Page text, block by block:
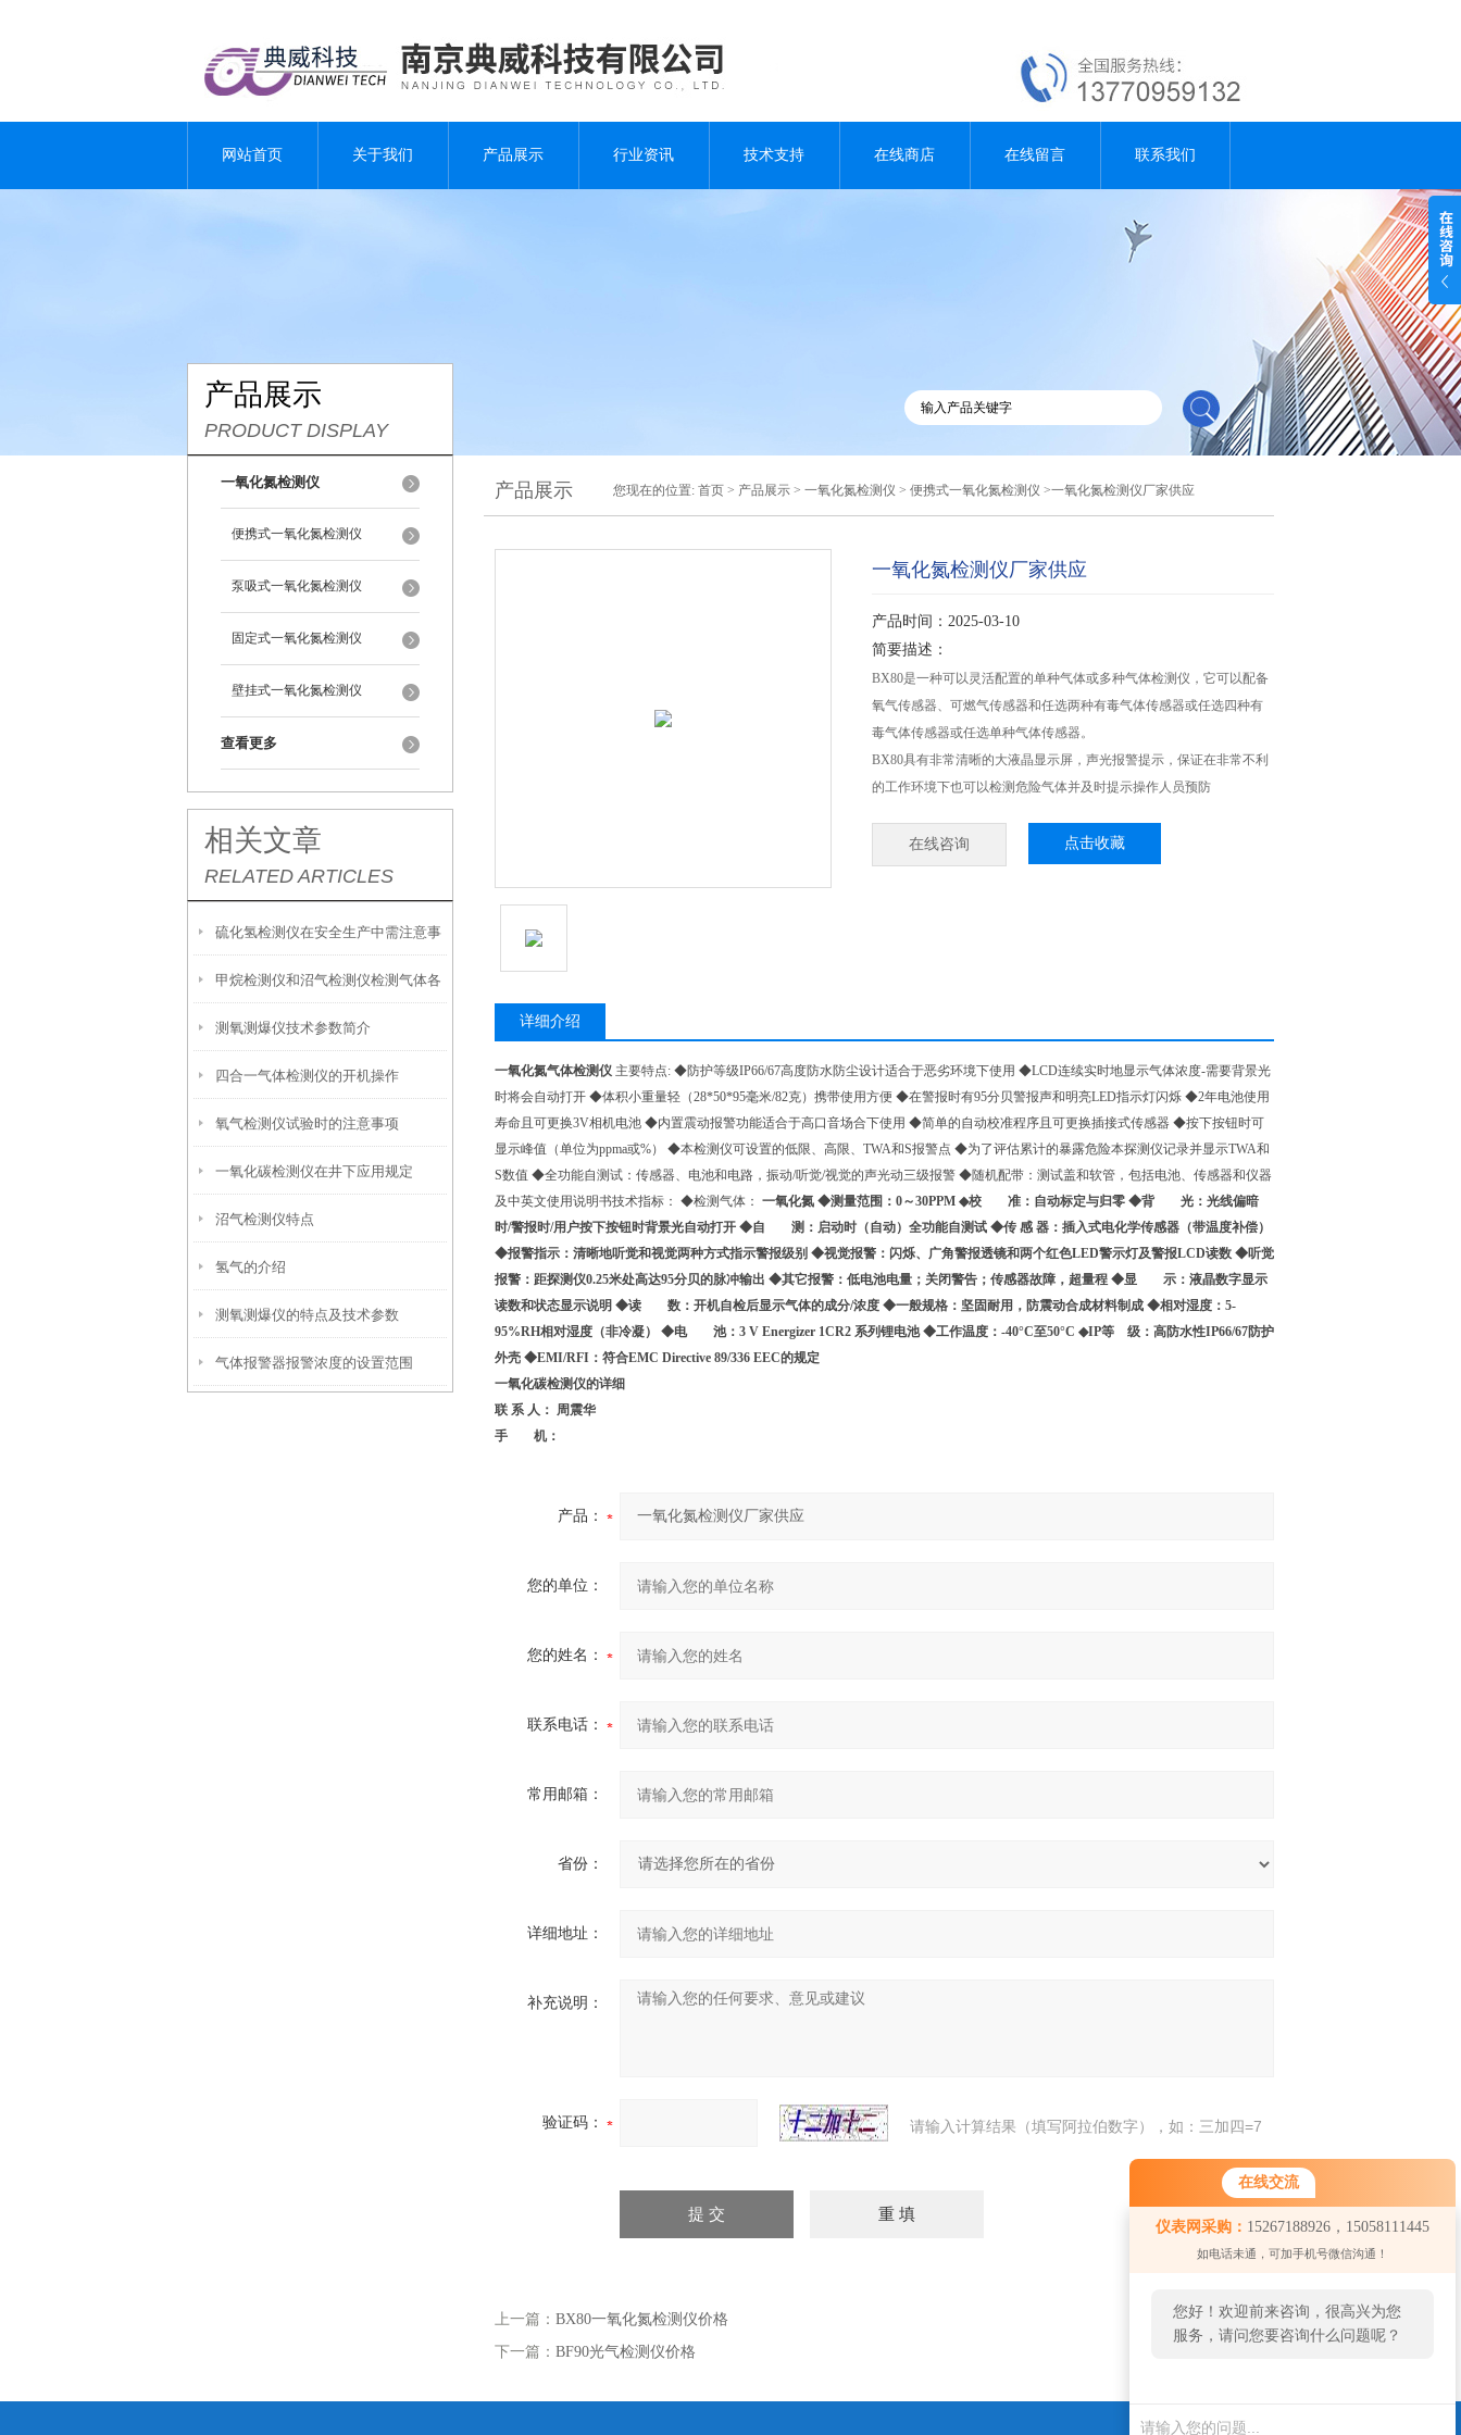
在线交流
仪表网采购： 15267188926，15058111445
如电话未通，可加手机号微信沟通！
您好！欢迎前来咨询，很高兴为您
服务，请问您要咨询什么问题呢？
网站首页 关于我们 产品展示 行业资讯 技术支持 在线商店 在线留言 联系我们
产品展示
PRODUCT DISPLAY
一氧化氮检测仪
便携式一氧化氮检测仪
泵吸式一氧化氮检测仪
固定式一氧化氮检测仪
壁挂式一氧化氮检测仪
查看更多
相关文章
RELATED ARTICLES
硫化氢检测仪在安全生产中需注意事
项
甲烷检测仪和沼气检测仪检测气体各
不相同
测氧测爆仪技术参数简介
四合一气体检测仪的开机操作
氧气检测仪试验时的注意事项
一氧化碳检测仪在井下应用规定
沼气检测仪特点
氢气的介绍
测氧测爆仪的特点及技术参数
气体报警器报警浓度的设置范围
产品展示 您现在的位置: 首页 > 产品展示 > 一氧化氮检测仪 > 便携式一氧化氮检测仪 >一氧化氮检测仪厂家供应
一氧化氮检测仪厂家供应
产品时间：2025-03-10
简要描述：
BX80是一种可以灵活配置的单种气体或多种气体检测仪，它可以配备
氧气传感器、可燃气传感器和任选两种有毒气体传感器或任选四种有
毒气体传感器或任选单种气体传感器。
BX80具有非常清晰的大液晶显示屏，声光报警提示，保证在非常不利
的工作环境下也可以检测危险气体并及时提示操作人员预防
在线咨询 点击收藏
详细介绍
一氧化氮气体检测仪 主要特点: ◆防护等级IP66/67高度防水防尘设计适合于恶劣环境下使用 ◆LCD连续实时地显示气体浓度-需要背景光
时将会自动打开 ◆体积小重量轻（28*50*95毫米/82克）携带使用方便 ◆在警报时有95分贝警报声和明亮LED指示灯闪烁 ◆2年电池使用
寿命且可更换3V相机电池 ◆内置震动报警功能适合于高口音场合下使用 ◆简单的自动校准程序且可更换插接式传感器 ◆按下按钮时可
显示峰值（单位为ppma或%） ◆本检测仪可设置的低限、高限、TWA和S报警点 ◆为了评估累计的暴露危险本探测仪记录并显示TWA和
S数值 ◆全功能自测试：传感器、电池和电路，振动/听觉/视觉的声光动三级报警 ◆随机配带：测试盖和软管，包括电池、传感器和仪器
及中英文使用说明书技术指标： ◆检测气体： 一氧化氮 ◆测量范围：0～30PPM ◆校 准：自动标定与归零 ◆背 光：光线偏暗
时/警报时/用户按下按钮时背景光自动打开 ◆自 测：启动时（自动）全功能自测试 ◆传 感 器：插入式电化学传感器（带温度补偿）
◆报警指示：清晰地听觉和视觉两种方式指示警报级别 ◆视觉报警：闪烁、广角警报透镜和两个红色LED警示灯及警报LCD读数 ◆听觉
报警：距探测仪0.25米处高达95分贝的脉冲输出 ◆其它报警：低电池电量；关闭警告；传感器故障，超量程 ◆显 示：液晶数字显示
读数和状态显示说明 ◆读 数：开机自检后显示气体的成分/浓度 ◆一般规格：坚固耐用，防震动合成材料制成 ◆相对湿度：5-
95%RH相对湿度（非冷凝） ◆电 池：3 V Energizer 1CR2 系列锂电池 ◆工作温度：-40°C至50°C ◆IP等 级：高防水性IP66/67防护
外壳 ◆EMI/RFI：符合EMC Directive 89/336 EEC的规定
一氧化碳检测仪的详细
联 系 人： 周震华
手 机：
产品：
您的单位：
您的姓名：
联系电话：
常用邮箱：
省份：
详细地址：
补充说明：
验证码： 请输入计算结果（填写阿拉伯数字），如：三加四=7
上一篇： BX80一氧化氮检测仪价格
下一篇： BF90光气检测仪价格
返回